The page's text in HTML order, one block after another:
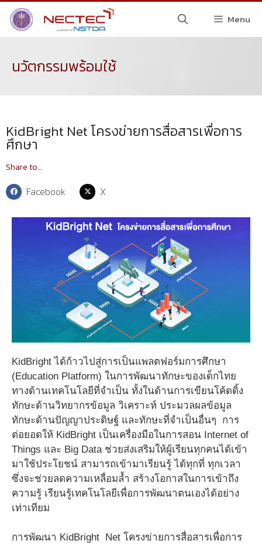
Menu
นวัตกรรมพร้อมใช้
KidBright Net โครงข่ายการสื่อสารเพื่อการ
ศึกษา
Share to...
Facebook X
KidBright ได้ก้าวไปสู่การเป็นแพลตฟอร์มการศึกษา
(Education Platform) ในการพัฒนาทักษะของเด็กไทย
ทางด้านเทคโนโลยีที่จำเป็น ทั้งในด้านการเขียนโค้ดดิ้ง
ทักษะด้านวิทยากรข้อมูล วิเคราะห์ ประมวลผลข้อมูล
ทักษะด้านปัญญาประดิษฐ์ และทักษะที่จำเป็นอื่นๆ การ
ต่อยอดให้ KidBright เป็นเครื่องมือในการสอน Internet of
Things และ Big Data ช่วยส่งเสริมให้ผู้เรียนทุกคนได้เข้า
มาใช้ประโยชน์ สามารถเข้ามาเรียนรู้ ได้ทุกที่ ทุกเวลา
ซึ่งจะช่วยลดความเหลื่อมล้ำ สร้างโอกาสในการเข้าถึง
ความรู้ เรียนรู้เทคโนโลยีเพื่อการพัฒนาตนเองได้อย่าง
เท่าเทียม
การพัฒนา KidBright Net โครงข่ายการสื่อสารเพื่อการ